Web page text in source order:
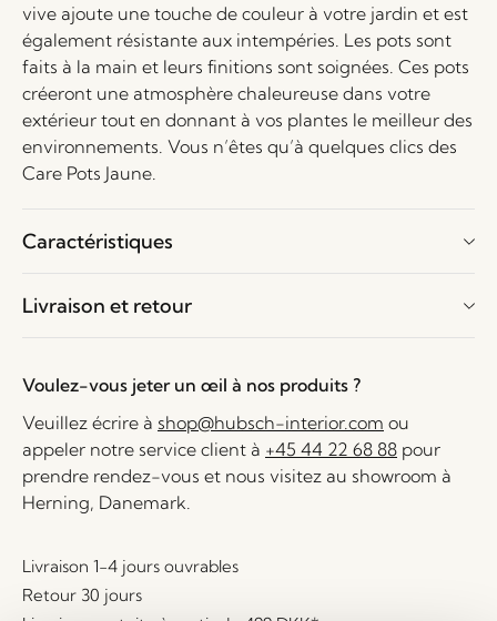
vive ajoute une touche de couleur à votre jardin et est
également résistante aux intempéries. Les pots sont
faits à la main et leurs finitions sont soignées. Ces pots
créeront une atmosphère chaleureuse dans votre
extérieur tout en donnant à vos plantes le meilleur des
environnements. Vous n’êtes qu’à quelques clics des
Care Pots Jaune.
Caractéristiques
Livraison et retour
Voulez-vous jeter un œil à nos produits ?
Veuillez écrire à shop@hubsch-interior.com ou
appeler notre service client à +45 44 22 68 88 pour
prendre rendez-vous et nous visitez au showroom à
Herning, Danemark.
Livraison 1-4 jours ouvrables
Retour 30 jours